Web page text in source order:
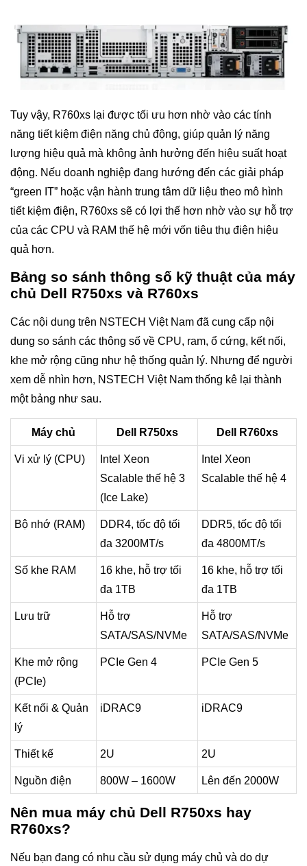
Tuy vậy, R760xs lại được tối ưu hơn nhờ vào các tính
năng tiết kiệm điện năng chủ động, giúp quản lý năng
lượng hiệu quả mà không ảnh hưởng đến hiệu suất hoạt
động. Nếu doanh nghiệp đang hướng đến các giải pháp
“green IT” hoặc vận hành trung tâm dữ liệu theo mô hình
tiết kiệm điện, R760xs sẽ có lợi thế hơn nhờ vào sự hỗ trợ
của các CPU và RAM thế hệ mới vốn tiêu thụ điện hiệu
quả hơn.
Bảng so sánh thông số kỹ thuật của máy
chủ Dell R750xs và R760xs
Các nội dung trên NSTECH Việt Nam đã cung cấp nội
dung so sánh các thông số về CPU, ram, ổ cứng, kết nối,
khe mở rộng cũng như hệ thống quản lý. Nhưng để người
xem dễ nhìn hơn, NSTECH Việt Nam thống kê lại thành
một bảng như sau.
Máy chủ Dell R750xs Dell R760xs
Vi xử lý (CPU)
Intel Xeon
Scalable thế hệ 3
(Ice Lake)
Intel Xeon
Scalable thế hệ 4
Bộ nhớ (RAM)
DDR4, tốc độ tối
đa 3200MT/s
DDR5, tốc độ tối
đa 4800MT/s
Số khe RAM
16 khe, hỗ trợ tối
đa 1TB
16 khe, hỗ trợ tối
đa 1TB
Lưu trữ
Hỗ trợ
SATA/SAS/NVMe
Hỗ trợ
SATA/SAS/NVMe
Khe mở rộng
(PCIe)
PCIe Gen 4 PCIe Gen 5
Kết nối & Quản
lý
iDRAC9 iDRAC9
Thiết kế 2U 2U
Nguồn điện 800W – 1600W Lên đến 2000W
Nên mua máy chủ Dell R750xs hay
R760xs?
Nếu bạn đang có nhu cầu sử dụng máy chủ và do dự